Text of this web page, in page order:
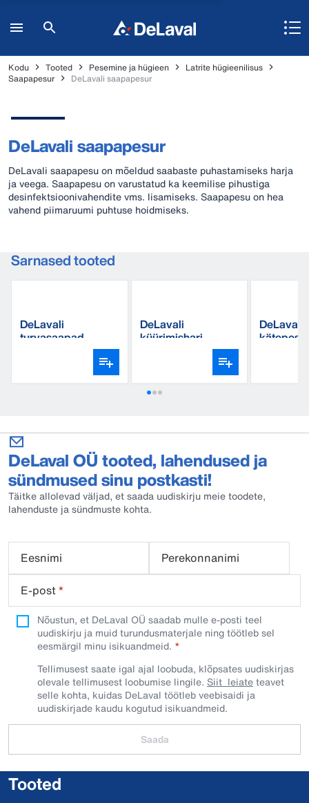
Kodu Tooted Pesemine ja hügieen
Latrite hügieenilisus
Saapapesur
DeLavali saapapesur
DeLavali saapapesur
DeLavali saapapesu on mõeldud saabaste puhastamiseks harja
ja veega. Saapapesu on varustatud ka keemilise pihustiga
desinfektsioonivahendite vms. lisamiseks. Saapapesu on hea
vahend piimaruumi puhtuse hoidmiseks.
Sarnased tooted
DeLavali
turvasaapad
DeLavali
küürimishari
DeLavali
DeLaval OÜ tooted, lahendused ja
sündmused sinu postkasti!
Täitke allolevad väljad, et saada uudiskirju meie toodete,
lahenduste ja sündmuste kohta.
Eesnimi
Perekonnanimi
E-post*
Nõustun, et DeLaval OÜ saadab mulle e-posti teel
uudiskirju ja muid turundusmaterjale ning töötleb sel
eesmärgil minu isikuandmeid.​
Tellimusest saate igal ajal loobuda, klõpsates uudiskirjas
olevale tellimusest loobumise lingile. Siit leiateteavet
selle kohta, kuidas DeLaval töötleb veebisaidi ja
uudiskirjade kaudu kogutud isikuandmeid.
Saada
Tooted